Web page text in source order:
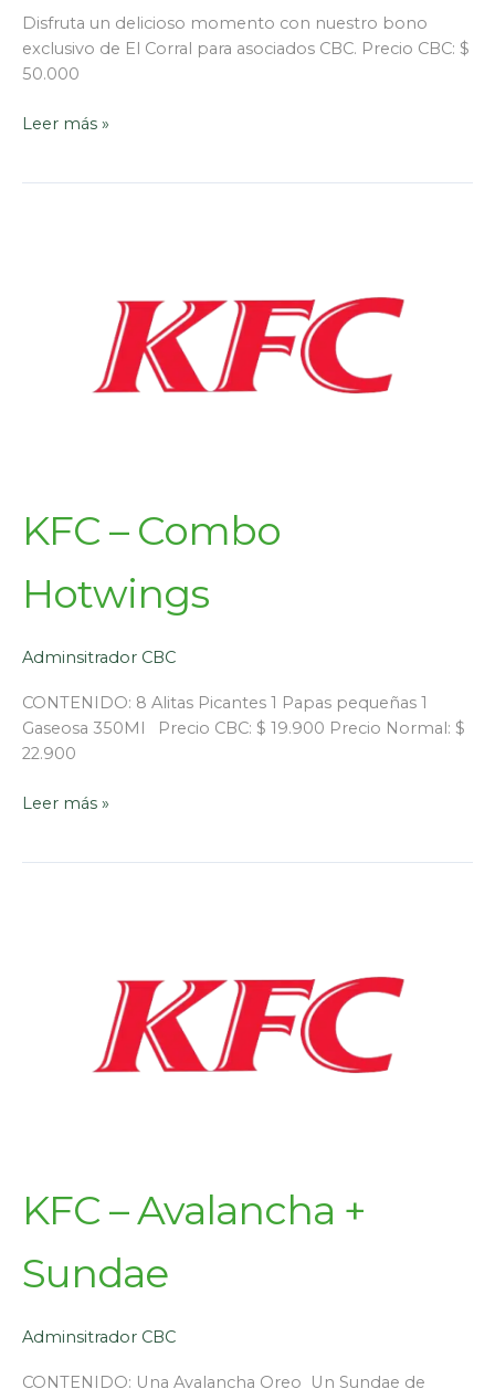
Disfruta un delicioso momento con nuestro bono
exclusivo de El Corral para asociados CBC. Precio CBC: $
50.000
Leer más »
KFC – Combo
Hotwings
Adminsitrador CBC
CONTENIDO: 8 Alitas Picantes 1 Papas pequeñas 1
Gaseosa 350Ml Precio CBC: $ 19.900 Precio Normal: $
22.900
Leer más »
KFC – Avalancha +
Sundae
Adminsitrador CBC
CONTENIDO: Una Avalancha Oreo Un Sundae de